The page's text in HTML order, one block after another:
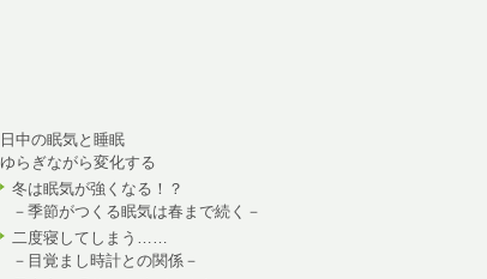
日中の眠気と睡眠
ゆらぎながら変化する
冬は眠気が強くなる！？
－季節がつくる眠気は春まで続く－
二度寝してしまう……
－目覚まし時計との関係－